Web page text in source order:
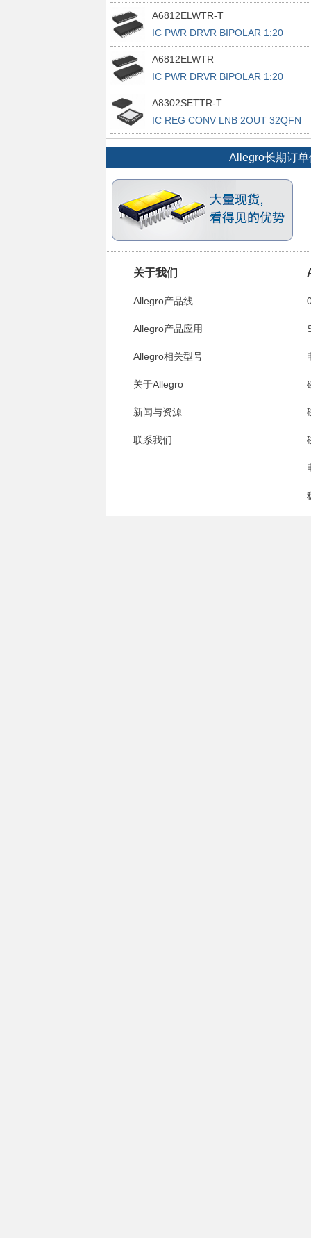
28PLCC
A6812ELWTR-T
IC PWR DRVR BIPOLAR 1:20
28SOIC
A6812ELWTR
IC PWR DRVR BIPOLAR 1:20
28SOIC
A8302SETTR-T
IC REG CONV LNB 2OUT 32QFN
Allegro长期订
关于我们
Allegro产品线
Allegro产品应用
Allegro相关型号
关于Allegro
新闻与资源
联系我们